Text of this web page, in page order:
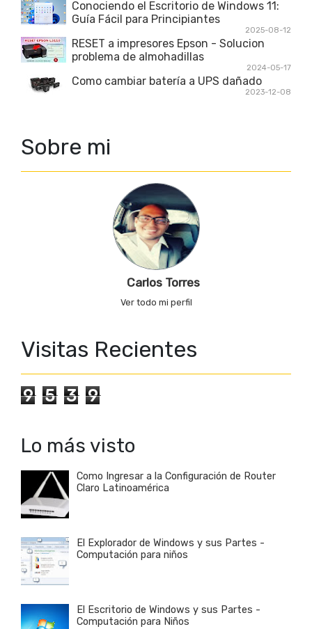
Conociendo el Escritorio de Windows 11:
Guía Fácil para Principiantes
2025-08-12
RESET a impresores Epson - Solucion
problema de almohadillas
2024-05-17
Como cambiar batería a UPS dañado
2023-12-08
Sobre mi
Carlos Torres
Ver todo mi perfil
Visitas Recientes
9 5 3 9
Lo más visto
Como Ingresar a la Configuración de Router
Claro Latinoamérica
El Explorador de Windows y sus Partes -
Computación para niños
El Escritorio de Windows y sus Partes -
Computación para Niños